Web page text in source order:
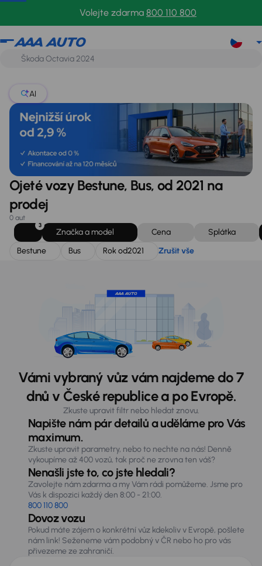
Volejte zdarma 800 110 800
Bestune
AI
Ojeté vozy Bestune, Bus, od 2021 na
prodej
0 aut
3
Značka a model Cena
Splátka
Bestune
Bus Rok od2021 Zrušit vše
Vámi vybraný vůz vám najdeme do 7
dnů v České republice a po Evropě.
Zkuste upravit filtr nebo hledat znovu.
Napište nám pár detailů a uděláme pro Vás
maximum.
Zkuste upravit parametry, nebo to nechte na nás! Denně
vykoupíme až 400 vozů, tak proč ne zrovna ten váš?
Nenašli jste to, co jste hledali?
Zavolejte nám zdarma a my Vám rádi pomůžeme. Jsme pro
Vás k dispozici každý den 8:00 - 21:00.
800 110 800
Dovoz vozu
Pokud máte zájem o konkrétní vůz kdekoliv v Evropě, pošlete
nám link! Seženeme vám podobný v ČR nebo ho pro vás
přivezeme ze zahraničí.